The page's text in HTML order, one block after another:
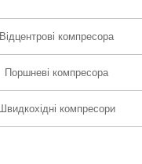
Відцентрові компресора
Поршневі компресора
Швидкохідні компресори